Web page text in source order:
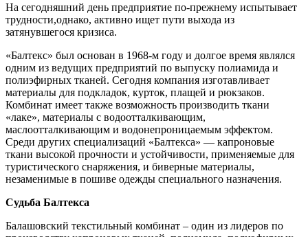
На сегодняшний день предприятие по-прежнему испытывает
трудности,однако, активно ищет пути выхода из
затянувшегося кризиса.
«Балтекс» был основан в 1968-м году и долгое время являлся
одним из ведущих предприятий по выпуску полиамида и
полиэфирных тканей. Сегодня компания изготавливает
материалы для подкладок, курток, плащей и рюкзаков.
Комбинат имеет также возможность производить ткани
«лаке», материалы с водоотталкивающим,
маслоотталкивающим и водонепроницаемым эффектом.
Среди других специализаций «Балтекса» — капроновые
ткани высокой прочности и устойчивости, применяемые для
туристического снаряжения, и биверные материалы,
незаменимые в пошиве одежды специального назначения.
Судьба Балтекса
Балашовский текстильный комбинат – один из лидеров по